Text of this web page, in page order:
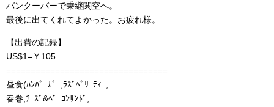
バンクーバーで乗継関空へ。
最後に出てくれてよかった。お疲れ様。
【出費の記録】
US$1=￥105
=================================
昼食(ﾊﾝﾊﾞｰｶﾞｰ,ﾗｽﾞﾍﾞﾘｰﾃｨｰ,
春巻,ﾁｰｽﾞ&ﾍﾞｰｺﾝｻﾝﾄﾞ,